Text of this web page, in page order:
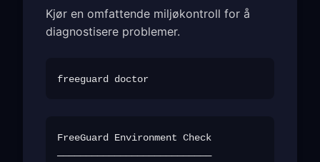
Kjør en omfattende miljøkontroll for å
diagnostisere problemer.
FreeGuard Environment Check
───────────────────────────